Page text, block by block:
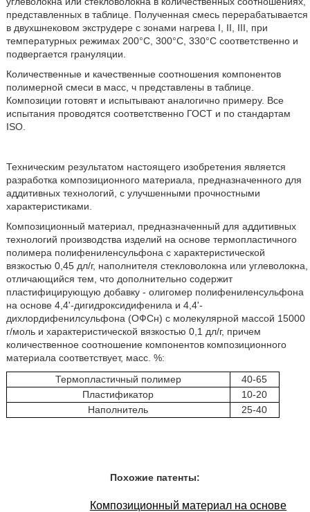
представленных в таблице. Полученная смесь перерабатывается
в двухшнековом экструдере с зонами нагрева I, II, III, при
температурных режимах 200°С, 300°С, 330°С соответственно и
подвергается грануляции.
Количественные и качественные соотношения компонентов
полимерной смеси в масс, ч представлены в таблице.
Композиции готовят и испытывают аналогично примеру. Все
испытания проводятся соответственно ГОСТ и по стандартам
ISO.
Техническим результатом настоящего изобретения является
разработка композиционного материала, предназначенного для
аддитивных технологий, с улучшенными прочностными
характеристиками.
Композиционный материал, предназначенный для аддитивных
технологий производства изделий на основе термопластичного
полимера полифениленсульфона с характеристической
вязкостью 0,45 дл/г, наполнителя стекловолокна или углеволокна,
отличающийся тем, что дополнительно содержит
пластифицирующую добавку - олигомер полифениленсульфона
на основе 4,4'-дигидроксидифенила и 4,4'-
дихлордифенилсульфона (ОФСн) с молекулярной массой 15000
г/моль и характеристической вязкостью 0,1 дл/г, причем
количественное соотношение компонентов композиционного
материала соответствует, масс. %:
Термопластичный полимер
40-65
Пластификатор
10-20
Наполнитель
25-40
Похожие патенты:
Композиционный материал на основе